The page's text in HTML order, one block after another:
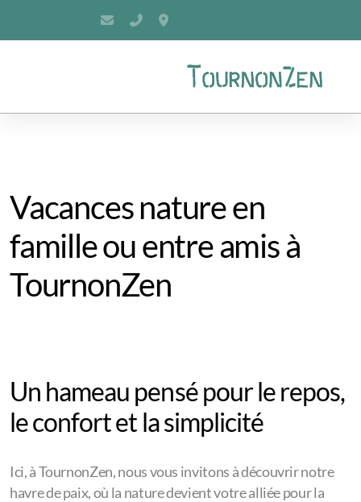
contact@tournonzen.fr
06.82.18.26.45
Vacances nature en
famille ou entre amis à
TournonZen
Un hameau pensé pour le repos,
le confort et la simplicité
Ici, à TournonZen, nous vous invitons à découvrir notre
havre de paix, où la nature devient votre alliée pour la
Equipements & Services
Chambres
Les alentours